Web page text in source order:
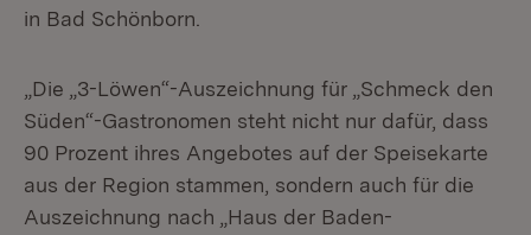
in Bad Schönborn.
„Die „3-Löwen“-Auszeichnung für „Schmeck den
Süden“-Gastronomen steht nicht nur dafür, dass
90 Prozent ihres Angebotes auf der Speisekarte
aus der Region stammen, sondern auch für die
Auszeichnung nach „Haus der Baden-